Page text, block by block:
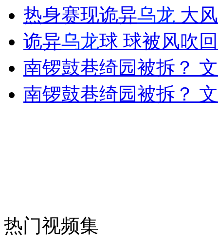
女孩北京地铁殴打老人 痛下狠手拳打脚踢
无痛分娩是否安全 医生回应
外交部：反对强权政治霸凌主义
热身赛现诡异乌龙 大
诡异乌龙球 球被风吹
南锣鼓巷绮园被拆？
南锣鼓巷绮园被拆？
热门视频集